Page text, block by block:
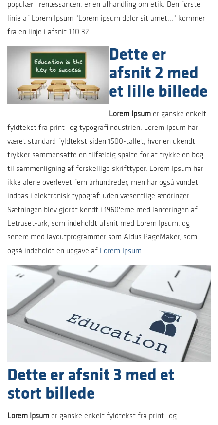
populær i renæssancen, er en afhandling om etik. Den første
linie af Lorem Ipsum "Lorem ipsum dolor sit amet..." kommer
fra en linje i afsnit 1.10.32.
Dette er
afsnit 2 med
et lille billede
Lorem Ipsum er ganske enkelt
fyldtekst fra print- og typografiindustrien. Lorem Ipsum har
været standard fyldtekst siden 1500-tallet, hvor en ukendt
trykker sammensatte en tilfældig spalte for at trykke en bog
til sammenligning af forskellige skrifttyper. Lorem Ipsum har
ikke alene overlevet fem århundreder, men har også vundet
indpas i elektronisk typografi uden væsentlige ændringer.
Sætningen blev gjordt kendt i 1960'erne med lanceringen af
Letraset-ark, som indeholdt afsnit med Lorem Ipsum, og
senere med layoutprogrammer som Aldus PageMaker, som
også indeholdt en udgave af Lorem Ipsum.
Dette er afsnit 3 med et
stort billede
Lorem Ipsum er ganske enkelt fyldtekst fra print- og